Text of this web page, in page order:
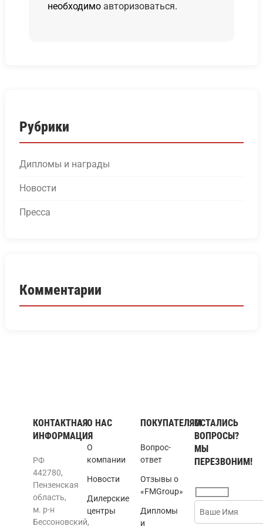
необходимо авторизоваться.
Рубрики
Дипломы и награды
Новости
Пресса
Комментарии
КОНТАКТНАЯ
ИНФОРМАЦИЯ
РФ
442780,
Пензенская
область,
м. р-н
Бессоновский,
О НАС
О
компании
Новости
Дилерские
центры
ПОКУПАТЕЛЯМ
Вопрос-
ответ
Отзывы о
«FMGroup»
Дипломы
и
ОСТАЛИСЬ
ВОПРОСЫ?
МЫ
ПЕРЕЗВОНИМ!